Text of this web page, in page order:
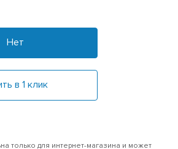
Нет
в 1 клик
только для интернет-магазина и может